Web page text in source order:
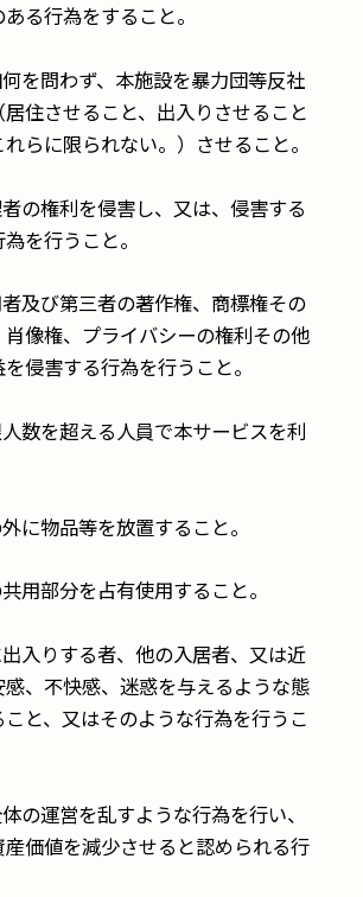
る行為をすること。
を問わず、本施設を暴力団等反社
住させること、出入りさせること
らに限られない。）させること。
の権利を侵害し、又は、侵害する
を行うこと。
及び第三者の著作権、商標権その
像権、プライバシーの権利その他
侵害する行為を行うこと。
数を超える人員で本サービスを利
に物品等を放置すること。
用部分を占有使用すること。
入りする者、他の入居者、又は近
、不快感、迷惑を与えるような態
と、又はそのような行為を行うこ
の運営を乱すような行為を行い、
価値を減少させると認められる行